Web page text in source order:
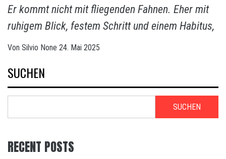
Er kommt nicht mit fliegenden Fahnen. Eher mit
ruhigem Blick, festem Schritt und einem Habitus,
Von Silvio None 24. Mai 2025
SUCHEN
SUCHEN
RECENT POSTS